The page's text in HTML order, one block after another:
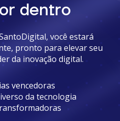
dentro
você estará
pronto para elevar seu
da inovação digital.
vencedoras
da tecnologia